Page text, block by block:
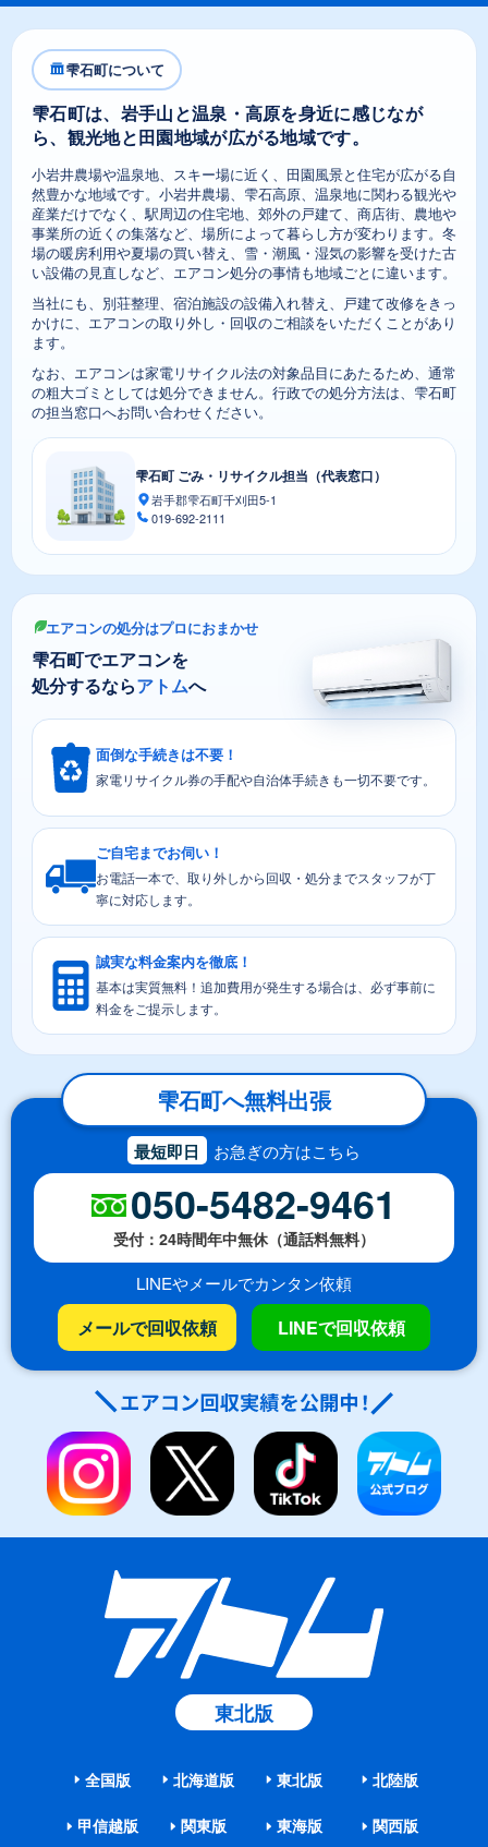
雫石町について
雫石町は、岩手山と温泉・高原を身近に感じなが
ら、観光地と田園地域が広がる地域です。
小岩井農場や温泉地、スキー場に近く、田園風景と住宅が広がる自
然豊かな地域です。小岩井農場、雫石高原、温泉地に関わる観光や
産業だけでなく、駅周辺の住宅地、郊外の戸建て、商店街、農地や
事業所の近くの集落など、場所によって暮らし方が変わります。冬
場の暖房利用や夏場の買い替え、雪・潮風・湿気の影響を受けた古
い設備の見直しなど、エアコン処分の事情も地域ごとに違います。
当社にも、別荘整理、宿泊施設の設備入れ替え、戸建て改修をきっ
かけに、エアコンの取り外し・回収のご相談をいただくことがあり
ます。
なお、エアコンは家電リサイクル法の対象品目にあたるため、通常
の粗大ゴミとしては処分できません。行政での処分方法は、雫石町
の担当窓口へお問い合わせください。
雫石町 ごみ・リサイクル担当（代表窓口）
岩手郡雫石町千刈田5-1
019-692-2111
エアコンの処分はプロにおまかせ
雫石町でエアコンを
処分するならアトムへ
面倒な手続きは不要！
家電リサイクル券の手配や自治体手続きも一切不要です。
ご自宅までお伺い！
お電話一本で、取り外しから回収・処分までスタッフが丁
寧に対応します。
誠実な料金案内を徹底！
基本は実質無料！追加費用が発生する場合は、必ず事前に
料金をご提示します。
雫石町へ無料出張
最短即日 お急ぎの方はこちら
050-5482-9461
受付：24時間年中無休（通話料無料）
LINEやメールでカンタン依頼
メールで回収依頼 LINEで回収依頼
東北版
全国版 北海道版 東北版 北陸版
甲信越版 関東版 東海版 関西版